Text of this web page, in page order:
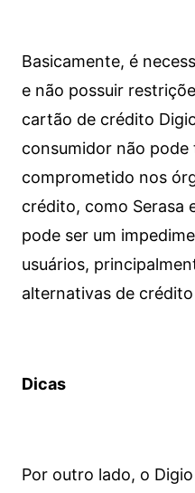
Basicamente, é
e não possuir
cartão de crédito
consumidor não pode
comprometido nos
crédito, como Serasa
pode ser um
usuários,
alternativas de
Dicas
Por outro lado, o